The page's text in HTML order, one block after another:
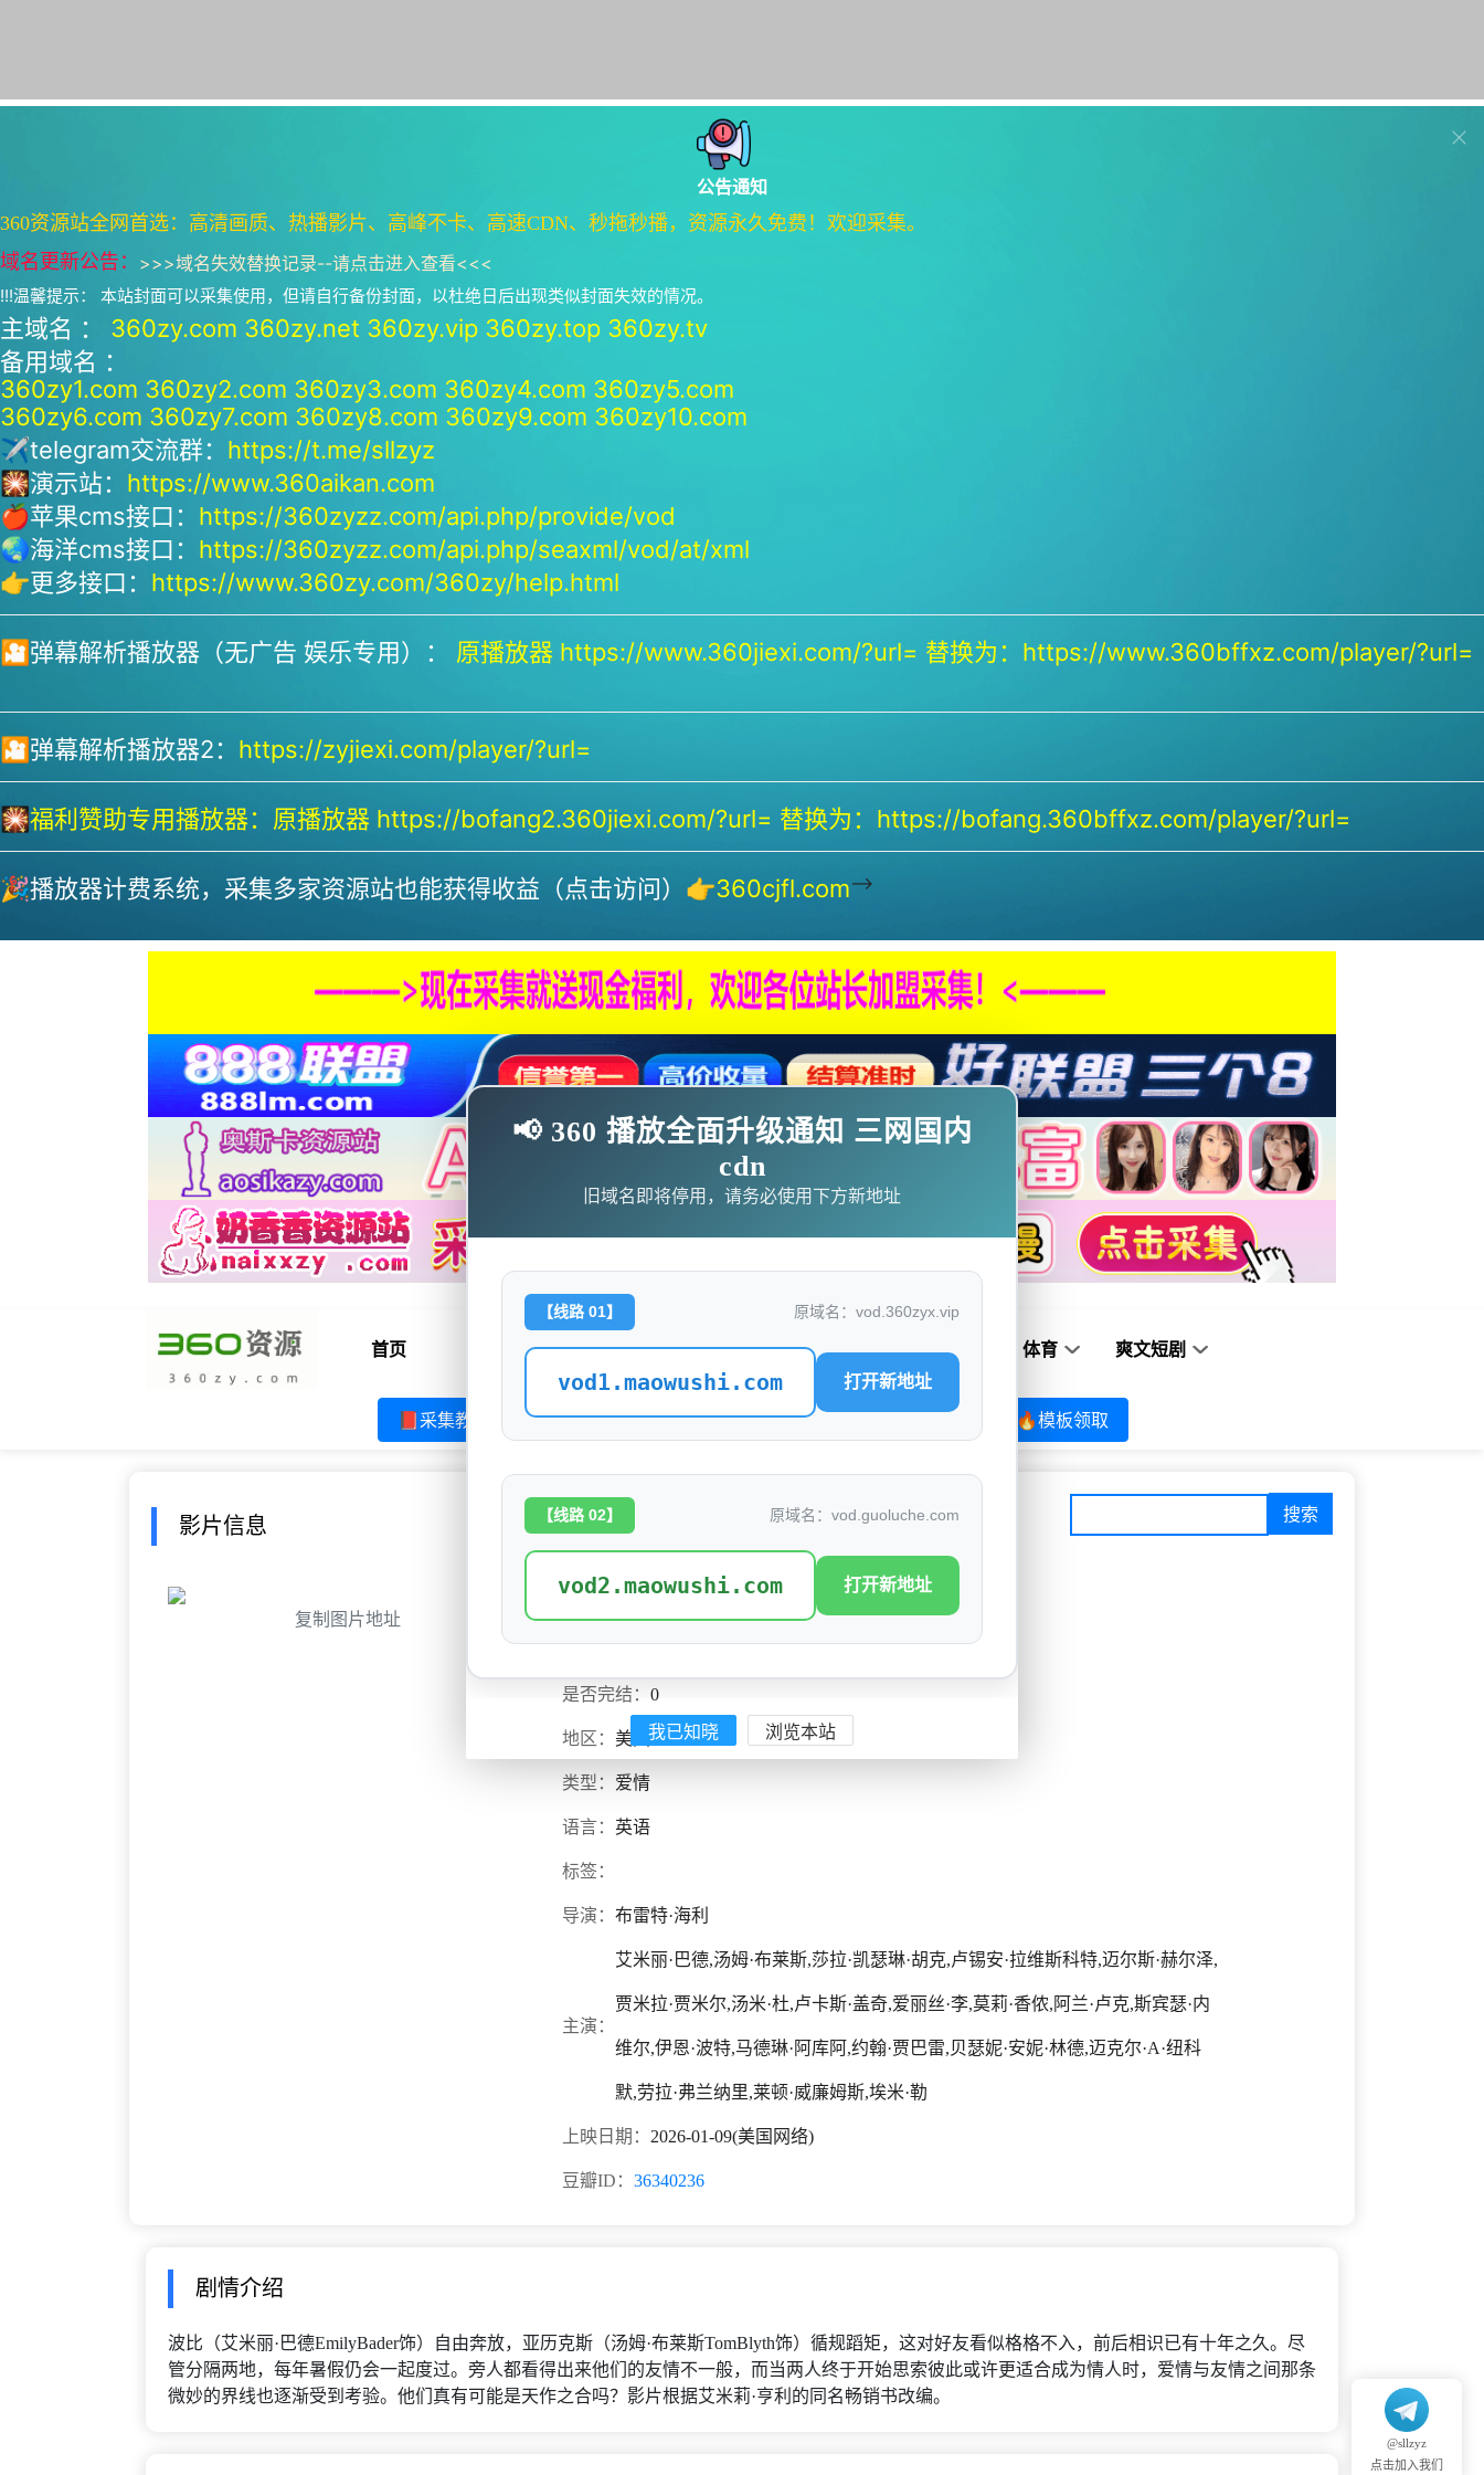
公告通知
360资源站全网首选：高清画质、热播影片、高峰不卡、高速CDN、秒拖秒播，资源永久免费！欢迎采集。
域名更新公告： >>>域名失效替换记录--请点击进入查看<<<
!!!温馨提示： 本站封面可以采集使用，但请自行备份封面，以杜绝日后出现类似封面失效的情况。
主域名 ： 360zy.com 360zy.net 360zy.vip 360zy.top 360zy.tv
备用域名 ：
360zy1.com 360zy2.com 360zy3.com 360zy4.com 360zy5.com
360zy6.com 360zy7.com 360zy8.com 360zy9.com 360zy10.com
✈telegram交流群： https://t.me/sllzyz
🎇演示站： https://www.360aikan.com
🍎苹果cms接口： https://360zyzz.com/api.php/provide/vod
🌏海洋cms接口： https://360zyzz.com/api.php/seaxml/vod/at/xml
👉更多接口： https://www.360zy.com/360zy/help.html
🎦弹幕解析播放器（无广告 娱乐专用）： 原播放器 https://www.360jiexi.com/?url= 替换为：https://www.360bffxz.com/player/?url=
🎦弹幕解析播放器2： https://zyjiexi.com/player/?url=
🎇福利赞助专用播放器： 原播放器 https://bofang2.360jiexi.com/?url= 替换为：https://bofang.360bffxz.com/player/?url=
🎉播放器计费系统，采集多家资源站也能获得收益（点击访问）👉360cjfl.com-->
首页 连续剧 综艺 动漫 伦理片 体育 爽文短剧
📕采集教程 🗨求片必应 🎉福利赞助 🔥模板领取
影片信息
复制图片地址
盛夏假期遇见爱 评分: 4.5
别名：爱情假期,假日邂逅,度假时的邂逅
是否完结： 0
地区： 美国
类型： 爱情
语言： 英语
标签：
导演： 布雷特·海利
主演：
艾米丽·巴德,汤姆·布莱斯,莎拉·凯瑟琳·胡克,卢锡安·拉维斯科特,迈尔斯·赫尔泽,
贾米拉·贾米尔,汤米·杜,卢卡斯·盖奇,爱丽丝·李,莫莉·香侬,阿兰·卢克,斯宾瑟·内
维尔,伊恩·波特,马德琳·阿库阿,约翰·贾巴雷,贝瑟妮·安妮·林德,迈克尔·A·纽科
默,劳拉·弗兰纳里,莱顿·威廉姆斯,埃米·勒
上映日期： 2026-01-09(美国网络)
豆瓣ID： 36340236
剧情介绍
波比（艾米丽·巴德EmilyBader饰）自由奔放，亚历克斯（汤姆·布莱斯TomBlyth饰）循规蹈矩，这对好友看似格格不入，前后相识已有十年之久。尽
管分隔两地，每年暑假仍会一起度过。旁人都看得出来他们的友情不一般，而当两人终于开始思索彼此或许更适合成为情人时，爱情与友情之间那条
微妙的界线也逐渐受到考验。他们真有可能是天作之合吗？影片根据艾米莉·亨利的同名畅销书改编。
@sllzyz
点击加入我们
📢 360 播放全面升级通知 三网国内
cdn
旧域名即将停用，请务必使用下方新地址
【线路 01】 原域名：vod.360zyx.vip
vod1.maowushi.com 打开新地址
【线路 02】 原域名：vod.guoluche.com
vod2.maowushi.com 打开新地址
我已知晓 浏览本站